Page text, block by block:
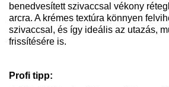
benedvesített szivaccsal vékony
arcra. A krémes textúra könnyen
szivaccsal, és így ideális az utazás,
frissítésére is.
Profi tipp: